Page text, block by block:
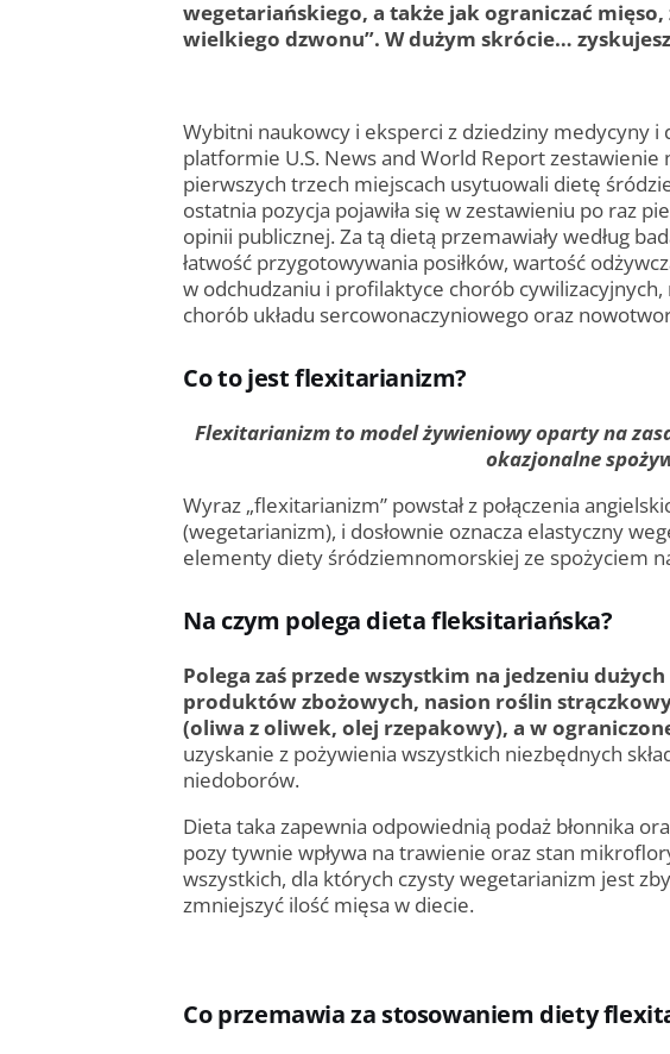
wegetariańskiego, a także jak ograniczać mięso,
wielkiego dzwonu”. W dużym skrócie…
Wybitni naukowcy i eksperci z dziedziny medycyny
platformie U.S. News and World Report
pierwszych trzech miejscach usytuowali dietę
ostatnia pozycja pojawiła się w zestawieniu po raz
opinii publicznej. Za tą dietą przemawiały według
łatwość przygotowywania posiłków, wartość
w odchudzaniu i profilaktyce chorób
chorób układu sercowo­naczyniowego oraz
Co to jest flexitarianizm?
Flexitarianizm to model żywieniowy oparty na
okazjonalne
Wyraz „flexitarianizm” powstał z połączenia
(wegetarianizm), i dosłownie oznacza elastyczny
elementy diety śródziemnomorskiej ze spożyciem
Na czym polega dieta fleksitariańska?
Polega zaś przede wszystkim na jedzeniu
produktów zbożowych, nasion roślin
(oliwa z oliwek, olej rzepakowy), a w
uzyskanie z pożywienia wszystkich niezbędnych
niedoborów.
Dieta taka zapewnia odpowiednią podaż błonnika
pozy­ tywnie wpływa na trawienie oraz stan
wszystkich, dla których czysty wegetarianizm jest
zmniejszyć ilość mięsa w diecie.
Co przemawia za stosowaniem diety